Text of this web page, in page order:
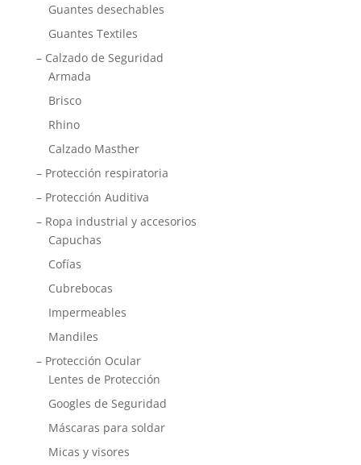
Guantes desechables
Guantes Textiles
– Calzado de Seguridad
Armada
Brisco
Rhino
Calzado Masther
– Protección respiratoria
– Protección Auditiva
– Ropa industrial y accesorios
Capuchas
Cofías
Cubrebocas
Impermeables
Mandiles
– Protección Ocular
Lentes de Protección
Googles de Seguridad
Máscaras para soldar
Micas y visores